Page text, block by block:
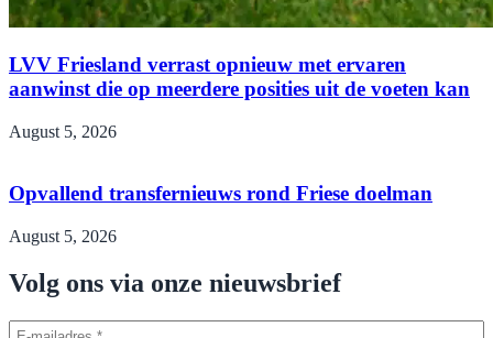
LVV Friesland verrast opnieuw met ervaren
aanwinst die op meerdere posities uit de voeten kan
August 5, 2026
Opvallend transfernieuws rond Friese doelman
August 5, 2026
Volg ons via onze nieuwsbrief